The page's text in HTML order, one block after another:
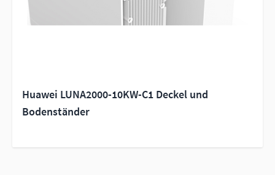
Huawei LUNA2000-10KW-C1 Deckel und
Bodenständer